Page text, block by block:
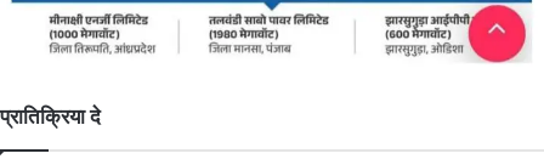
प्रातिक्रिया दे